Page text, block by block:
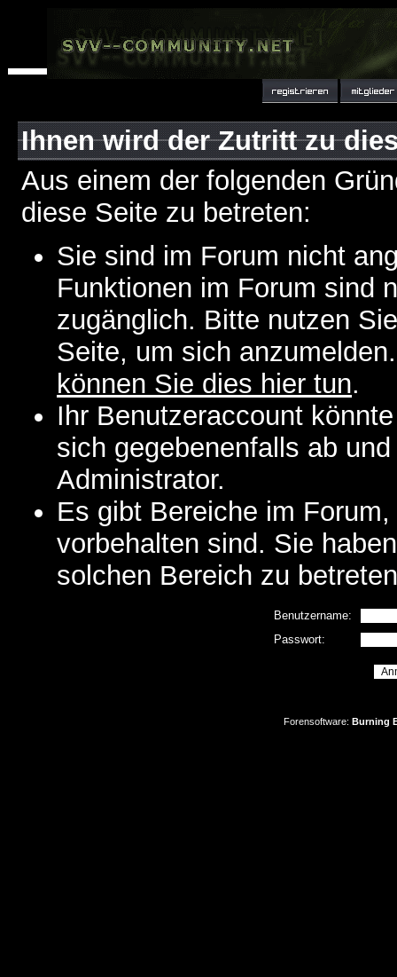
Ihnen wird der Zutritt zu
Aus einem der folgenden
diese Seite zu betreten:
Sie sind im Forum nicht
Funktionen im Forum sind
zugänglich. Bitte nutzen
Seite, um sich
können Sie dies hier tun.
Ihr Benutzeraccount
sich gegebenenfalls ab
Administrator.
Es gibt Bereiche im
vorbehalten sind. Sie
solchen Bereich zu
Benutzername:
Passwort:
Forensoftware: Burning